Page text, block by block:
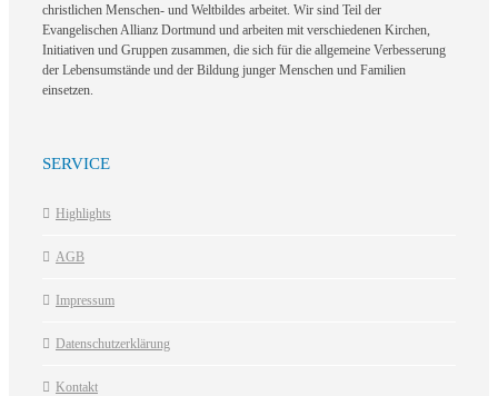
christlichen Menschen- und Weltbildes arbeitet. Wir sind Teil der
Evangelischen Allianz Dortmund und arbeiten mit verschiedenen Kirchen,
Initiativen und Gruppen zusammen, die sich für die allgemeine Verbesserung
der Lebensumstände und der Bildung junger Menschen und Familien
einsetzen.
SERVICE
Highlights
AGB
Impressum
Datenschutzerklärung
Kontakt